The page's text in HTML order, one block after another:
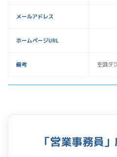
メールアドレス
ホームページURL
備考 空調ダ
「営業事務員